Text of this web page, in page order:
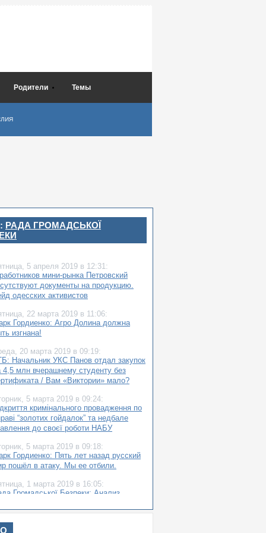
Родители Темы
РАДА ГРОМАДСЬКОЇ
5 апреля 2019 в 12:31:
мини-рынка Петровский
документы на продукцию.
одесских активистов
22 марта 2019 в 11:06:
Гордиенко: Агро Долина должна
изгнана!
20 марта 2019 в 09:19:
Начальник УКС Панов отдал закупок
4,5 млн вчерашнему студенту без
/ Вам «Виктории» мало?
5 марта 2019 в 09:24:
кримінального провадження по
“золотих гойдалок” та недбале
до своєї роботи НАБУ
5 марта 2019 в 09:18:
Гордиенко: Пять лет назад русский
пошёл в атаку. Мы ее отбили.
1 марта 2019 в 16:05:
Громадської Безпеки: Анализ
объектов Одессы